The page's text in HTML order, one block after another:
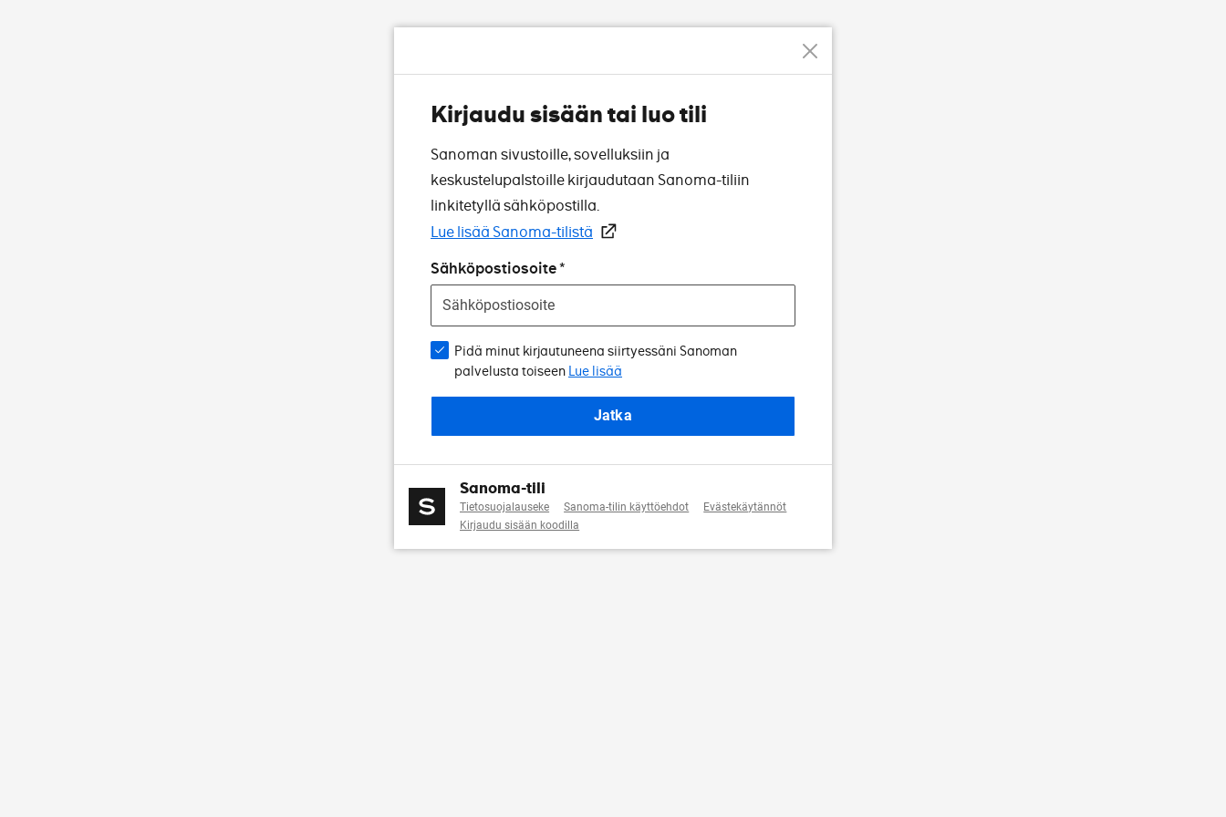
Kirjaudu sisään tai luo tili
Sanoman sivustoille, sovelluksiin ja
keskustelupalstoille kirjaudutaan Sanoma-tiliin
linkitetyllä sähköpostilla.
Lue lisää Sanoma-tilistä
Sähköpostiosoite
Pidä minut kirjautuneena siirtyessäni Sanoman
palvelusta toiseen Lue lisää
Jatka
Sanoma-tili
Tietosuojalauseke Sanoma-tilin käyttöehdot
Evästekäytännöt
Kirjaudu sisään koodilla